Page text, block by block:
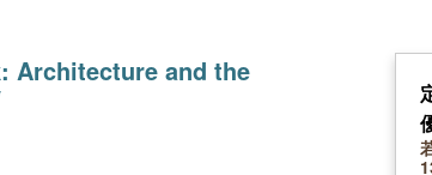
Architecture and the